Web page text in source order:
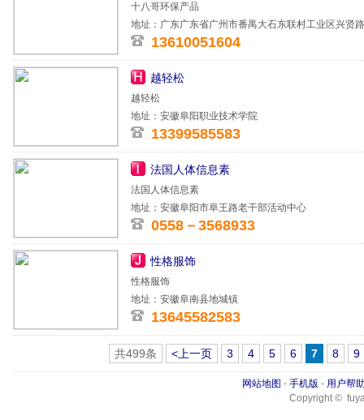
十八哥环保产品
地址：广东广东省广州市番禺大石东联村工业区兴贤
13610051604
越轻松
越轻松
地址：安徽阜阳职业技术学院
13399585583
法国人体信息素
法国人体信息素
地址：安徽阜阳市阜王路老干部活动中心
0558－3568933
性格服饰
性格服饰
地址：安徽阜南县地城镇
13645582583
共499条 <上一页 3 4 5 6 7 8 9
网站地图 - 手机版 - 用户帮
Copyright ©